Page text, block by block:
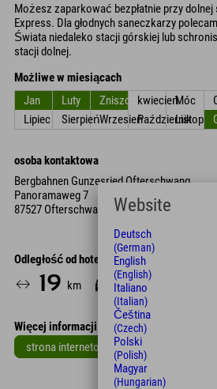
Możesz zaparkować bezpłatnie przy
Express. Dla głodnych saneczkarzy
Świata niedaleko stacji górskiej lub
stacji dolnej.
Możliwe w miesiącach
Jan
Luty ZniszczyćkwiecieńMóc
Lipiec
SierpieńWrzesieńPaździernikListopad
osoba kontaktowa
Bergbahnen Gunzesried Ofterschwang
Panoramaweg 7
87527 Ofterschwang
Odległość od hotelu
19 km 32 Min.
Więcej informacji
strona internetowa
Website
Deutsch
(German)
English
(English)
Italiano
(Italian)
Čeština
(Czech)
Polski
(Polish)
Magyar
(Hungarian)